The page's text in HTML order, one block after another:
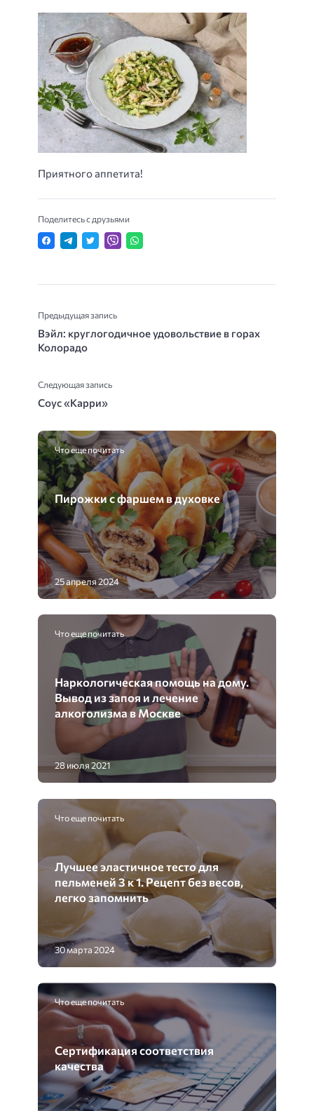
Приятного аппетита!
Поделитесь с друзьями
Предыдущая запись
Вэйл: круглогодичное удовольствие в горах
Колорадо
Следующая запись
Соус «Карри»
Что еще почитать
Пирожки с фаршем в духовке
25 апреля 2024
Что еще почитать
Наркологическая помощь на дому.
Вывод из запоя и лечение
алкоголизма в Москве
28 июля 2021
Что еще почитать
Лучшее эластичное тесто для
пельменей 3 к 1. Рецепт без весов,
легко запомнить
30 марта 2024
Что еще почитать
Сертификация соответствия
качества